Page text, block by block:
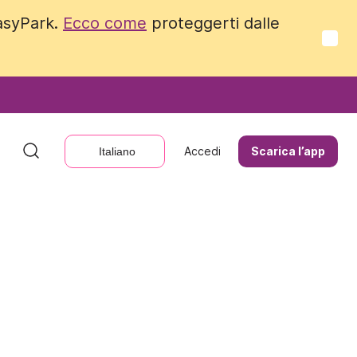
Ecco come proteggerti dalle
Italiano Accedi Scarica l’app
Ecco come proteggerti dalle
Italiano Accedi Scarica l’app